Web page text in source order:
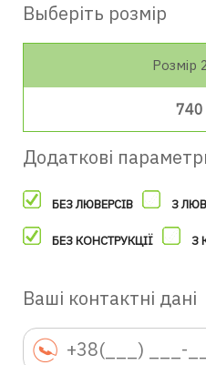
Выберіть розмір
Розмір
740
Додаткові
БЕЗ ЛЮВЕРСІВ З
БЕЗ КОНСТРУКЦІЇ З
Ваші контактні дані